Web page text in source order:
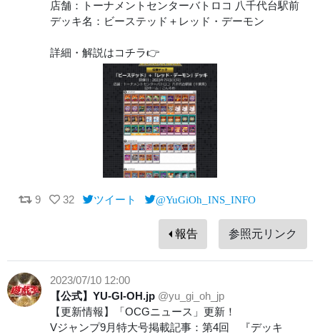
店舗：トーナメントセンターバトロコ 八千代台駅前
デッキ名：ビーステッド＋レッド・デーモン
詳細・解説はコチラ👉
9 32 ツイート @YuGiOh_INS_INFO
報告 参照元リンク
2023/07/10 12:00
【公式】YU-GI-OH.jp @yu_gi_oh_jp
【更新情報】「OCGニュース」更新！
Vジャンプ9月特大号掲載記事：第4回 『デッキ